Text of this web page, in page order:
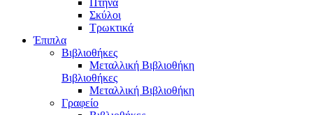
Πτηνά
Σκύλοι
Τρωκτικά
Έπιπλα
Βιβλιοθήκες
Μεταλλική Βιβλιοθήκη
Βιβλιοθήκες
Μεταλλική Βιβλιοθήκη
Γραφείο